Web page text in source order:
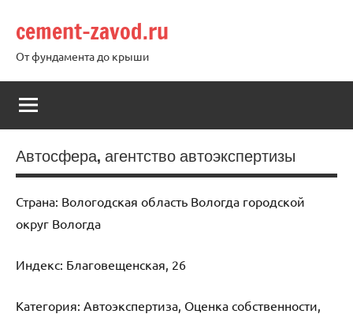
содержимому
cement-zavod.ru
От фундамента до крыши
Автосфера, агентство автоэкспертизы
Страна: Вологодская область Вологда городской
округ Вологда
Индекс: Благовещенская, 26
Категория: Автоэкспертиза, Оценка собственности,